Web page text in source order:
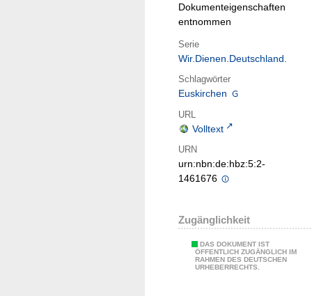
Dokumenteigenschaften
entnommen
Serie
Wir.Dienen.Deutschland.
Schlagwörter
Euskirchen
URL
Volltext
URN
urn:nbn:de:hbz:5:2-
1461676
Zugänglichkeit
DAS DOKUMENT IST
ÖFFENTLICH ZUGÄNGLICH IM
RAHMEN DES DEUTSCHEN
URHEBERRECHTS.